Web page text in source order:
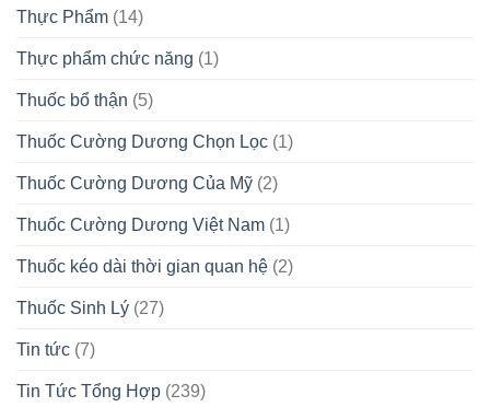
Thực Phẩm (14)
Thực phẩm chức năng (1)
Thuốc bổ thận (5)
Thuốc Cường Dương Chọn Lọc (1)
Thuốc Cường Dương Của Mỹ (2)
Thuốc Cường Dương Việt Nam (1)
Thuốc kéo dài thời gian quan hệ (2)
Thuốc Sinh Lý (27)
Tin tức (7)
Tin Tức Tổng Hợp (239)